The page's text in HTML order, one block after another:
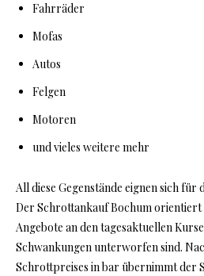
Fahrräder
Mofas
Autos
Felgen
Motoren
und vieles weitere mehr
All diese Gegenstände eignen sich für
Der Schrottankauf Bochum orientiert
Angebote an den tagesaktuellen
Schwankungen unterworfen sind.
Schrottpreises in bar übernimmt der